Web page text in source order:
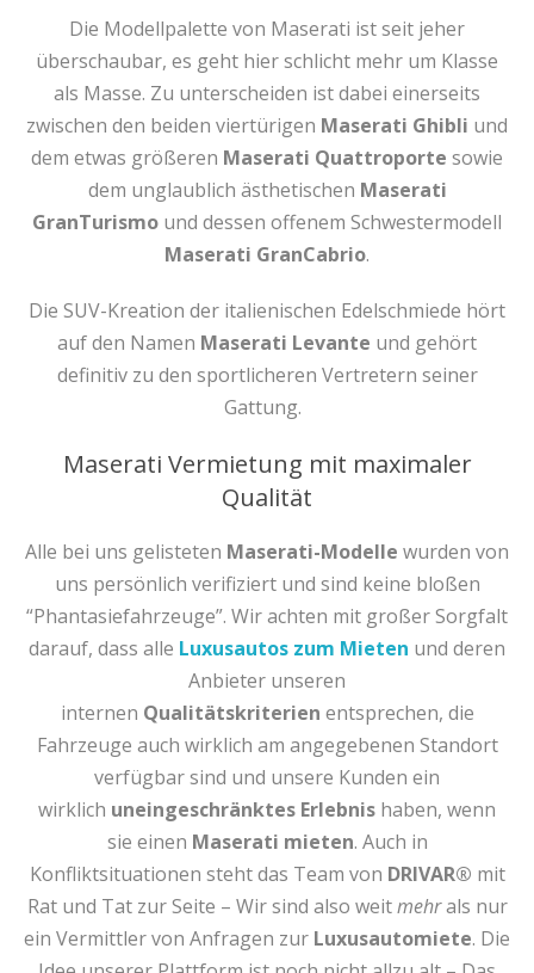
Die Modellpalette von Maserati ist seit jeher
überschaubar, es geht hier schlicht mehr um Klasse
als Masse. Zu unterscheiden ist dabei einerseits
zwischen den beiden viertürigen Maserati Ghibli und
dem etwas größeren Maserati Quattroporte sowie
dem unglaublich ästhetischen Maserati
GranTurismo und dessen offenem Schwestermodell
Maserati GranCabrio.
Die SUV-Kreation der italienischen Edelschmiede hört
auf den Namen Maserati Levante und gehört
definitiv zu den sportlicheren Vertretern seiner
Gattung.
Maserati Vermietung mit maximaler
Qualität
Alle bei uns gelisteten Maserati-Modelle wurden von
uns persönlich verifiziert und sind keine bloßen
“Phantasiefahrzeuge”. Wir achten mit großer Sorgfalt
darauf, dass alle Luxusautos zum Mieten und deren
Anbieter unseren
internen Qualitätskriterien entsprechen, die
Fahrzeuge auch wirklich am angegebenen Standort
verfügbar sind und unsere Kunden ein
wirklich uneingeschränktes Erlebnis haben, wenn
sie einen Maserati mieten. Auch in
Konfliktsituationen steht das Team von DRIVAR® mit
Rat und Tat zur Seite – Wir sind also weitmehrals nur
ein Vermittler von Anfragen zur Luxusautomiete. Die